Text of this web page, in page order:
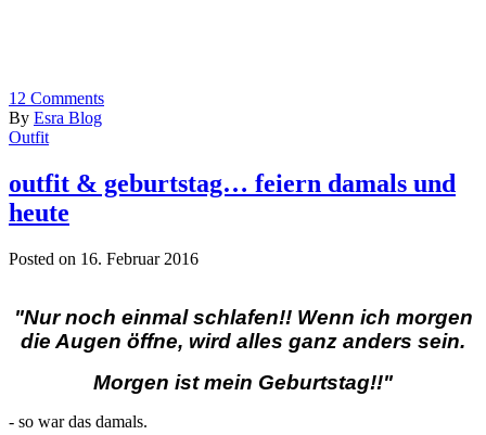
12 Comments
By Esra Blog
Outfit
outfit & geburtstag… feiern damals und
heute
Posted on 16. Februar 2016
"Nur noch einmal schlafen!! Wenn ich morgen
die Augen öffne, wird alles ganz anders sein.
Morgen ist mein Geburtstag!!"
- so war das damals.